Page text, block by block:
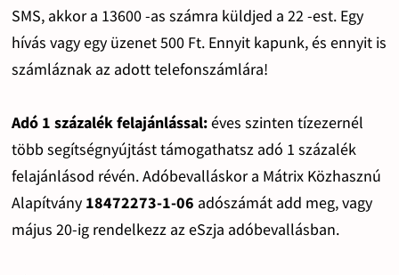
SMS, akkor a 13600 -as számra küldjed a 22 -est. Egy
hívás vagy egy üzenet 500 Ft. Ennyit kapunk, és ennyit is
számláznak az adott telefonszámlára!
Adó 1 százalék felajánlással:éves szinten tízezernél
több segítségnyújtást támogathatsz adó 1 százalék
felajánlásod révén. Adóbevalláskor a Mátrix Közhasznú
Alapítvány 18472273-1-06 adószámát add meg, vagy
május 20-ig rendelkezz az eSzja adóbevallásban.